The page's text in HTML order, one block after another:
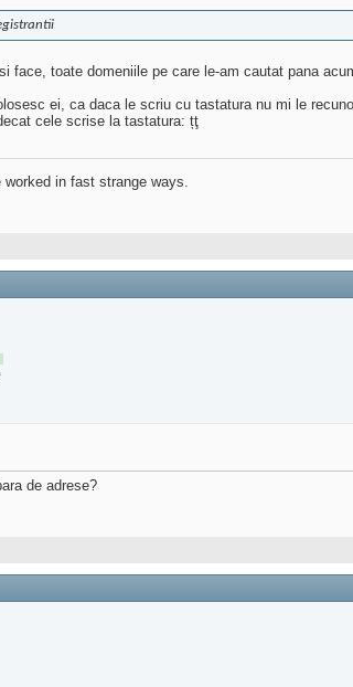
face, toate domeniile pe care le-am cautat pana
ei, ca daca le scriu cu tastatura nu mi le
cele scrise la tastatura: țţ
in fast strange ways.
de adrese?